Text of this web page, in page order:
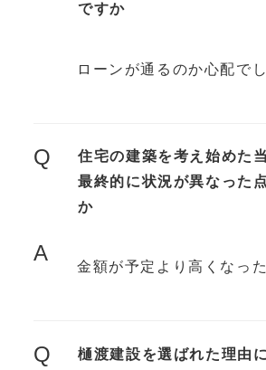
ですか
ローンが通るのか心配でし
Q
住宅の建築を考え始めた
最終的に状況が異なった
か
A
金額が予定より高くなった
Q
樋渡建設を選ばれた理由